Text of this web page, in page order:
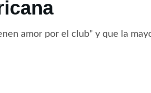
amor por el club" y que la